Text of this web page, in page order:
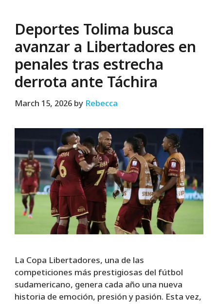
Deportes Tolima busca
avanzar a Libertadores en
penales tras estrecha
derrota ante Táchira
March 15, 2026 by Rebecca
La Copa Libertadores, una de las
competiciones más prestigiosas del fútbol
sudamericano, genera cada año una nueva
historia de emoción, presión y pasión. Esta vez,